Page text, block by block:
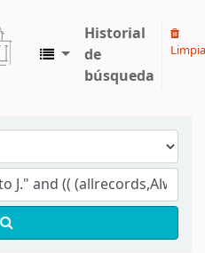
Historial
de
búsqueda